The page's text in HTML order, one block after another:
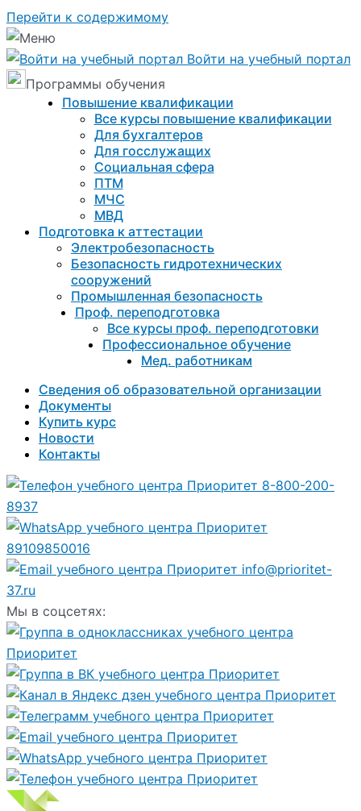
Перейти к содержимому
Войти на учебный портал
Программы обучения
Повышение квалификации
Все курсы повышение квалификации
Для бухгалтеров
Для госслужащих
Социальная сфера
ПТМ
МЧС
МВД
Подготовка к aттестации
Электробезопасность
Безопасность гидротехнических
сооружений
Промышленная безопасность
Проф. переподготовка
Все курсы проф. переподготовки
Профессиональное обучение
Мед. работникам
Сведения об образовательной организации
Документы
Купить курс
Новости
Контакты
8-800-200-
8937
89109850016
info@prioritet-
37.ru
Мы в соцсетях: